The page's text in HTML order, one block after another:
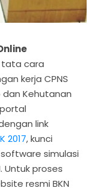
tata cara
kerja CPNS
dan Kehutanan
link
2017, kunci
simulasi
Untuk proses
resmi BKN